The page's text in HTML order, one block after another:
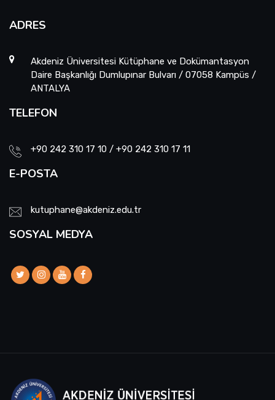
ADRES
Akdeniz Üniversitesi Kütüphane ve Dokümantasyon
Daire Başkanlığı Dumlupınar Bulvarı / 07058 Kampüs /
ANTALYA
TELEFON
+90 242 310 17 10 / +90 242 310 17 11
E-POSTA
kutuphane@akdeniz.edu.tr
SOSYAL MEDYA